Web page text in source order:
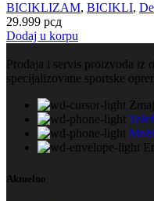
BICIKLIZAM, BICIKLI,
29.999 рсд
Dodaj u korpu
Prodaja i servis proizvoda iz
specijalizovane sportske
Aktuelno